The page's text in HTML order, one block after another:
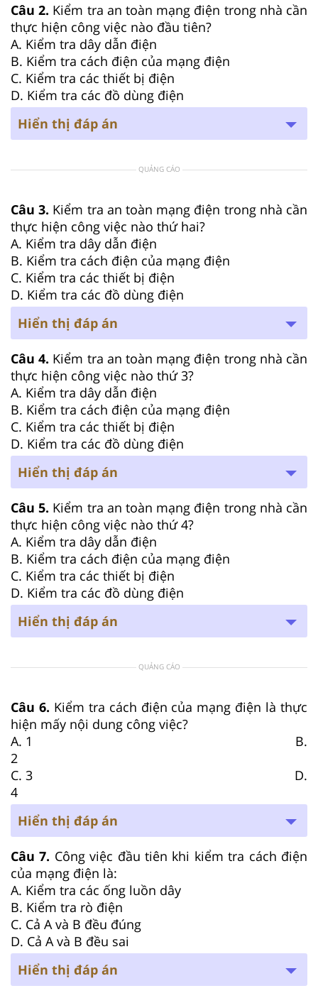
Câu 2. Kiểm tra an toàn mạng điện trong nhà cần
thực hiện công việc nào đầu tiên?
A. Kiểm tra dây dẫn điện
B. Kiểm tra cách điện của mạng điện
C. Kiểm tra các thiết bị điện
D. Kiểm tra các đồ dùng điện
Hiển thị đáp án
QUẢNG CÁO
Câu 3. Kiểm tra an toàn mạng điện trong nhà cần
thực hiện công việc nào thứ hai?
A. Kiểm tra dây dẫn điện
B. Kiểm tra cách điện của mạng điện
C. Kiểm tra các thiết bị điện
D. Kiểm tra các đồ dùng điện
Hiển thị đáp án
Câu 4. Kiểm tra an toàn mạng điện trong nhà cần
thực hiện công việc nào thứ 3?
A. Kiểm tra dây dẫn điện
B. Kiểm tra cách điện của mạng điện
C. Kiểm tra các thiết bị điện
D. Kiểm tra các đồ dùng điện
Hiển thị đáp án
Câu 5. Kiểm tra an toàn mạng điện trong nhà cần
thực hiện công việc nào thứ 4?
A. Kiểm tra dây dẫn điện
B. Kiểm tra cách điện của mạng điện
C. Kiểm tra các thiết bị điện
D. Kiểm tra các đồ dùng điện
Hiển thị đáp án
QUẢNG CÁO
Câu 6. Kiểm tra cách điện của mạng điện là thực
hiện mấy nội dung công việc?
A. 1 B.
2
C. 3 D.
4
Hiển thị đáp án
Câu 7. Công việc đầu tiên khi kiểm tra cách điện
của mạng điện là:
A. Kiểm tra các ống luồn dây
B. Kiểm tra rò điện
C. Cả A và B đều đúng
D. Cả A và B đều sai
Hiển thị đáp án